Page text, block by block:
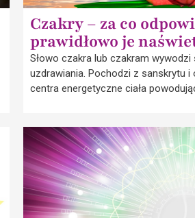
Czakry – za co
prawidłowo je
Słowo czakra lub czakram
uzdrawiania. Pochodzi z sanskrytu i
centra energetyczne ciała